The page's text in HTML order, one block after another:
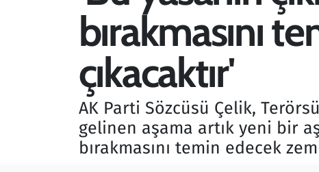
bırakmasını
çıkacaktır'
AK Parti Sözcüsü Çelik,
gelinen aşama artık yeni bir
bırakmasını temin edecek
Savunma Sanayi
Teknoloji ve Bilim
Televizyon